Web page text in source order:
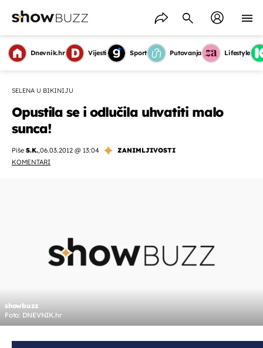
Dnevnik.hr Vijesti Sport Putovanja Lifestyle
SELENA U BIKINIJU
Opustila se i odlučila uhvatiti malo
sunca!
Piše S.K.,06.03.2012 @ 13:04
ZANIMLJIVOSTI
KOMENTARI
showbuzz
Foto: DNEVNIK.hr